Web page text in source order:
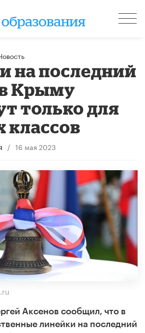
на последний
Крыму
только для
классов
/ 16 мая 2023
Аксенов сообщил, что в
линейки на последний